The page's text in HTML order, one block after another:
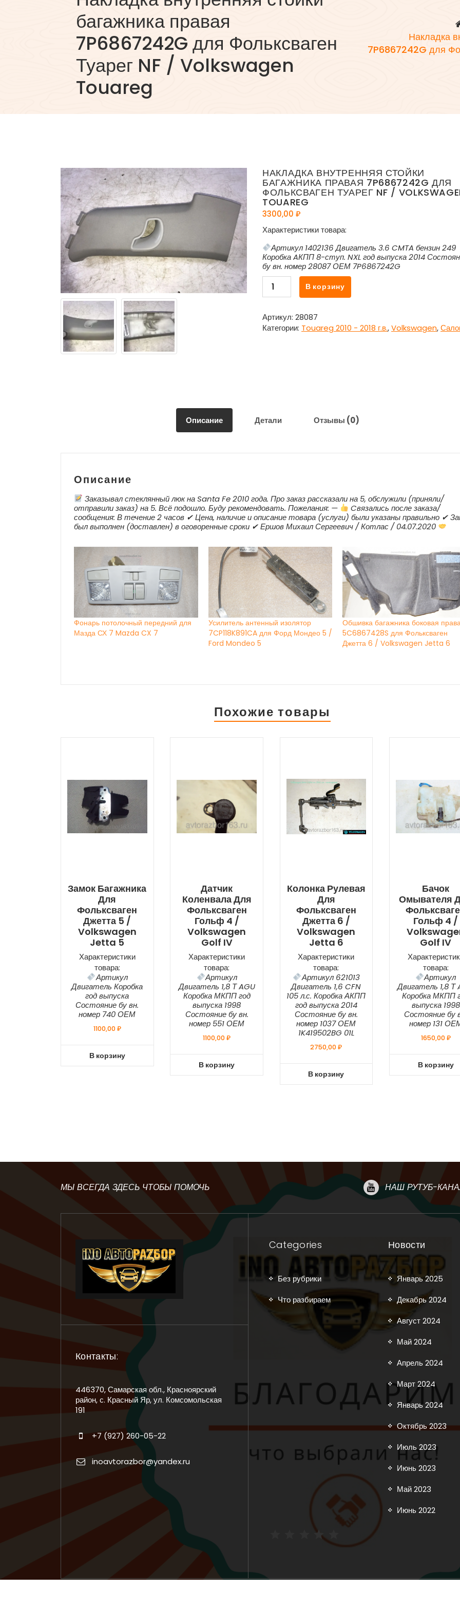
багажника правая
7P6867242G для Фольксваген
Туарег NF / Volkswagen
Touareg
Накладка
7P6867242G для
НАКЛАДКА ВНУТРЕННЯЯ СТОЙКИ
БАГАЖНИКА ПРАВАЯ 7P6867242G ДЛЯ
ФОЛЬКСВАГЕН ТУАРЕГ NF /
TOUAREG
3300,00 ₽
Характеристики товара:
Артикул 1402136 Двигатель 3.6 CMTA бензин 249
Коробка AКПП 8-ступ. NXL год выпуска 2014
бу вн. номер 28087 ОЕМ 7P6867242G
Количество
товара
внутренняя
стойки
багажника
Volkswagen
В корзину
Артикул: 28087
Категории: Touareg 2010 - 2018 г.в.,Volkswagen,
Описание Детали Отзывы (0)
Описание
Заказывал стеклянный люк на Santa Fe 2010 года. Про заказ рассказали на 5, обслужили (приняли/
отправили заказ) на 5. Всё подошло. Буду рекомендовать. Пожелания: —
Cвязались после заказа/
сообщения: В течение 2 часов ✔ Цена, наличие и описание товара (услуги) были указаны правильно ✔
был выполнен (доставлен) в оговоренные сроки ✔ Ершов Михаил Сергеевич / Котлас / 04.07.2020
Фонарь потолочный передний для
Мазда СХ 7 Mazda CX 7
Усилитель антенный изолятор
7CP118K891CA для Форд Мондео 5 /
Ford Mondeo 5
Обшивка багажника боковая
5C6867428S для Фольксваген
Джетта 6 / Volkswagen Jetta 6
Похожие товары
Замок Багажника
Для
Фольксваген
Джетта 5 /
Volkswagen
Jetta 5
Характеристики
товара:
Артикул
Двигатель Коробка
год выпуска
Состояние бу вн.
номер 740 ОЕМ
1100,00₽
В корзину
Датчик
Коленвала Для
Фольксваген
Гольф 4 /
Volkswagen
Golf IV
Характеристики
товара:
Артикул
Двигатель 1,8 Т AGU
Коробка МКПП год
выпуска 1998
Состояние бу вн.
номер 551 ОЕМ
1100,00₽
В корзину
Колонка Рулевая
Для
Фольксваген
Джетта 6 /
Volkswagen
Jetta 6
Характеристики
товара:
Артикул 621013
Двигатель 1,6 CFN
105 л.с. Коробка АКПП
год выпуска 2014
Состояние бу вн.
номер 1037 ОЕМ
1K419502BG 01L
2750,00₽
В корзину
Бачок
Омывателя
Гольф 4 /
Golf IV
товара:
Артикул
Двигатель 1,8 Т
Коробка МКПП
выпуска 1998
Состояние бу
номер 131
1650,00₽
В корзину
МЫ ВСЕГДА ЗДЕСЬ ЧТОБЫ ПОМОЧЬ НАШ РУТУБ-
Контакты:
446370, Самарская обл., Красноярский
район, с. Красный Яр, ул. Комсомольская
191
+7 (927) 260-05-22
inoavtorazbor@yandex.ru
Categories
Без рубрики
Что разбираем
Новости
Январь 2025
Декабрь 2024
Август 2024
Май 2024
Апрель 2024
Март 2024
Январь 2024
Октябрь 2023
Июль 2023
Июнь 2023
Май 2023
Июнь 2022
Рейтинг: 5 из 5.